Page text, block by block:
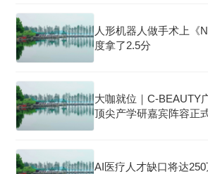
人形机器人做手术上《
度拿了2.5分
大咖就位｜C-BEAUTY
顶尖产学研嘉宾阵容正
AI医疗人才缺口将达